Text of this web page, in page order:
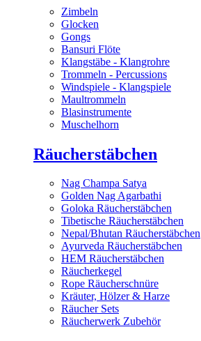
Zimbeln
Glocken
Gongs
Bansuri Flöte
Klangstäbe - Klangrohre
Trommeln - Percussions
Windspiele - Klangspiele
Maultrommeln
Blasinstrumente
Muschelhorn
Räucherstäbchen
Nag Champa Satya
Golden Nag Agarbathi
Goloka Räucherstäbchen
Tibetische Räucherstäbchen
Nepal/Bhutan Räucherstäbchen
Ayurveda Räucherstäbchen
HEM Räucherstäbchen
Räucherkegel
Rope Räucherschnüre
Kräuter, Hölzer & Harze
Räucher Sets
Räucherwerk Zubehör